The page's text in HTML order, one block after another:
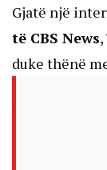
Gjatë një
të CBS News
duke thënë